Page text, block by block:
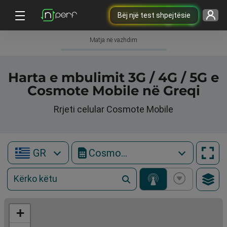
Bëj një test shpejtësie
Matja në vazhdim
Harta e mbulimit 3G / 4G / 5G e
Cosmote Mobile në Greqi
Rrjeti celular Cosmote Mobile
GR Cosmote Mobile
+